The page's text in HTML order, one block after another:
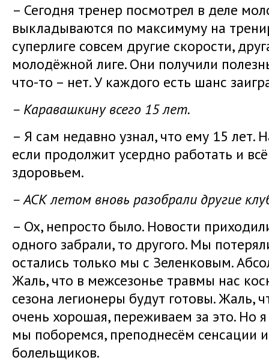
– Сегодня тренер посмотрел в деле
выкладываются по максимуму на
суперлиге совсем другие скорости,
молодёжной лиге. Они получили
что-то – нет. У каждого есть шанс
– Каравашкину всего 15 лет.
– Я сам недавно узнал, что ему 15 лет.
если продолжит усердно работать и
здоровьем.
– АСК летом вновь разобрали другие
– Ох, непросто было. Новости
одного забрали, то другого. Мы
остались только мы с Зеленковым.
Жаль, что в межсезонье травмы нас
сезона легионеры будут готовы. Жаль,
очень хорошая, переживаем за это. Но
мы поборемся, преподнесём сенсации
болельщиков.